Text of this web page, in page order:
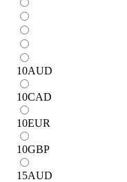
10AUD
10CAD
10EUR
10GBP
15AUD